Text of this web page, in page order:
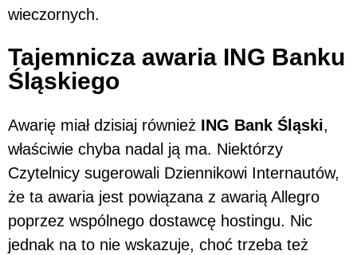
wieczornych.
Tajemnicza awaria ING Banku
Śląskiego
Awarię miał dzisiaj również ING Bank Śląski,
właściwie chyba nadal ją ma. Niektórzy
Czytelnicy sugerowali Dziennikowi Internautów,
że ta awaria jest powiązana z awarią Allegro
poprzez wspólnego dostawcę hostingu. Nic
jednak na to nie wskazuje, choć trzeba też